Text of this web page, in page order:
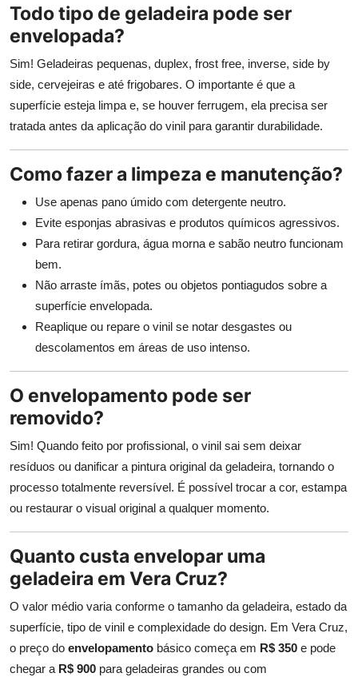
Todo tipo de geladeira pode ser
envelopada?
Sim! Geladeiras pequenas, duplex, frost free, inverse, side by
side, cervejeiras e até frigobares. O importante é que a
superfície esteja limpa e, se houver ferrugem, ela precisa ser
tratada antes da aplicação do vinil para garantir durabilidade.
Como fazer a limpeza e manutenção?
Use apenas pano úmido com detergente neutro.
Evite esponjas abrasivas e produtos químicos agressivos.
Para retirar gordura, água morna e sabão neutro funcionam
bem.
Não arraste ímãs, potes ou objetos pontiagudos sobre a
superfície envelopada.
Reaplique ou repare o vinil se notar desgastes ou
descolamentos em áreas de uso intenso.
O envelopamento pode ser
removido?
Sim! Quando feito por profissional, o vinil sai sem deixar
resíduos ou danificar a pintura original da geladeira, tornando o
processo totalmente reversível. É possível trocar a cor, estampa
ou restaurar o visual original a qualquer momento.
Quanto custa envelopar uma
geladeira em Vera Cruz?
O valor médio varia conforme o tamanho da geladeira, estado da
superfície, tipo de vinil e complexidade do design. Em Vera Cruz,
o preço do envelopamento básico começa em R$ 350 e pode
chegar a R$ 900 para geladeiras grandes ou com